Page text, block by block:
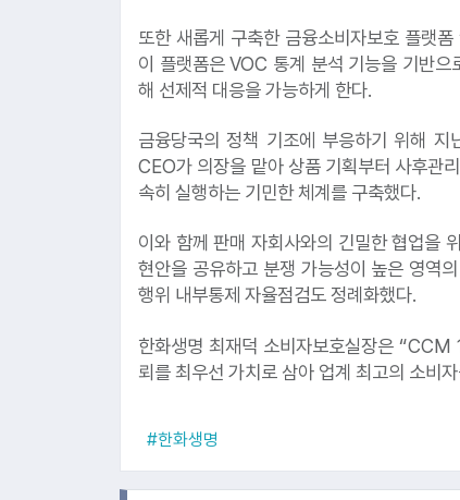
또한 새롭게 구축한 금융소비자보호 플랫
이 플랫폼은 VOC 통계 분석 기능을 기반
해 선제적 대응을 가능하게 한다.
금융당국의 정책 기조에 부응하기 위해 지
CEO가 의장을 맡아 상품 기획부터 사후관
속히 실행하는 기민한 체계를 구축했다.
이와 함께 판매 자회사와의 긴밀한 협업을
현안을 공유하고 분쟁 가능성이 높은 영역
행위 내부통제 자율점검도 정례화했다.
한화생명 최재덕 소비자보호실장은
뢰를 최우선 가치로 삼아 업계 최고의 소비
#한화생명